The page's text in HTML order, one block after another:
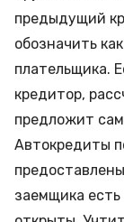
предыдущий
обозначить
плательщика.
кредитор,
предложит
Автокредиты
заемщика